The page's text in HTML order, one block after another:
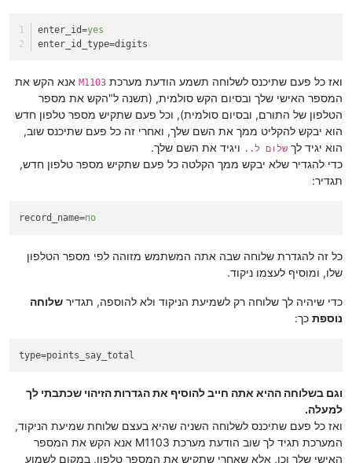
enter_id=yes
enter_id_type=digits
ואז כל פעם שתיכנס לשלוחה תשמע הודעת מערכת M1103 אנא הקש את
המספר האישי שלך ובסיום הקש סולמית, (תשנה ל"הקש את מספר
הטלפון של התורם, ובסיום סולמית), וכל פעם שתקיש מספר טלפון חדש
הוא יבקש להקליט ממך את השם שלך, ואחרי זה כל פעם שתיכנס שוב,
הוא יגיד לך שלום ל.. ויגיד את השם שלך.
כדי להגדיר שלא יבקש ממך הקלטה כל פעם שתקיש מספר טלפון חדש,
תגדיר:
record_name=no
כל זה להגדרת שלוחה שבה אתה המשתמש מזוהה לפי מספר הטלפון
שלו, ומוסיף לעצמו ניקוד.
כדי שיהיה לך שלוחה רק לשמיעת הניקוד ולא להוספה, תגדיר שלוחה
נוספת כך:
type=points_say_total
וגם בשלוחה ההיא אתה חייב להוסיף את הגדרות הזיהוי שכתבתי לך
למעלה.
ואז כל פעם שתיכנס לשלוחה השניה שהיא בעצם שלוחת שמיעת הניקוד,
המערכת תגיד לך שוב הודעת מערכת M1103 אנא הקש את המספר
האישי שלך וכו, אלא שאחרי שתקיש את המספר טלפון, במקום לשמוע